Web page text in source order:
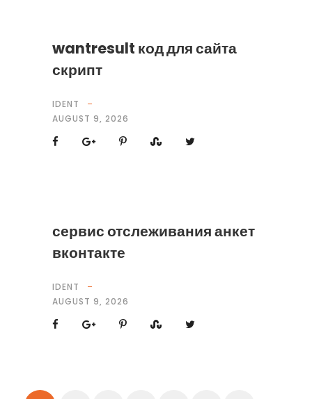
wantresult код для сайта
скрипт
IDENT
AUGUST 9, 2026
сервис отслеживания анкет
вконтакте
IDENT
AUGUST 9, 2026